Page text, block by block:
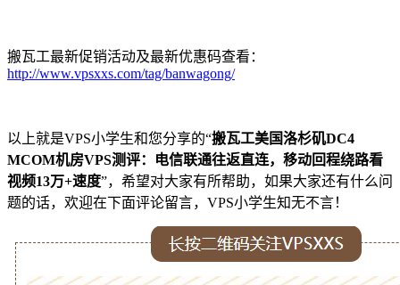
搬瓦工最新促销活动及最新优惠码查看：
http://www.vpsxxs.com/tag/banwagong/
以上就是VPS小学生和您分享的“搬瓦工美国洛杉矶DC4
MCOM机房VPS测评：电信联通往返直连，移动回程绕路看
视频13万+速度”，希望对大家有所帮助，如果大家还有什么问
题的话，欢迎在下面评论留言，VPS小学生知无不言！